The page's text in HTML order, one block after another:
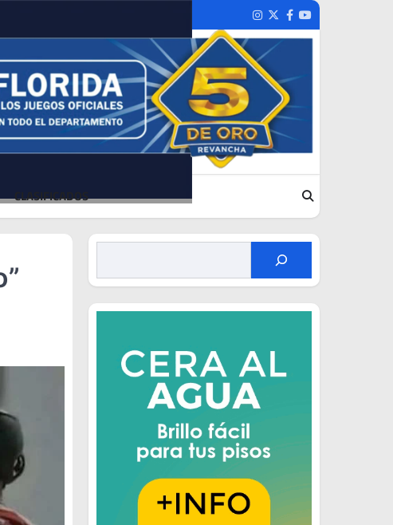
Instagram
TwitterFacebook
Youtube
CLASIFICADOS